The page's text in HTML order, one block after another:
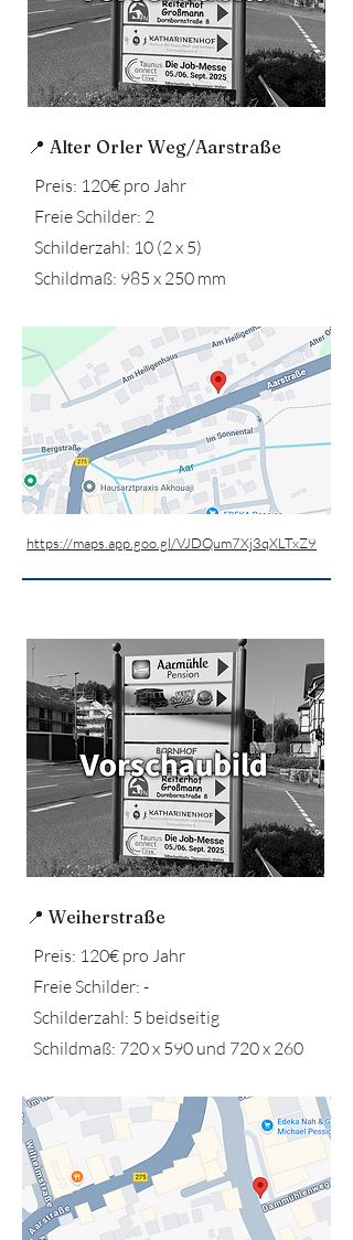
📍 Alter Orler Weg/Aarstraße
Preis: 120€ pro Jahr
Freie Schilder: 2
Schilderzahl: 10 (2 x 5)
Schildmaß: 985 x 250 mm
https://maps.app.goo.gl/VJDQum7Xj3qXLTxZ9
📍 Weiherstraße
Preis: 120€ pro Jahr
Freie Schilder: -
Schilderzahl: 5 beidseitig
Schildmaß: 720 x 590 und 720 x 260